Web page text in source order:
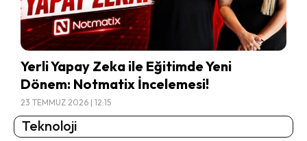
Yerli Yapay Zeka ile Eğitimde Yeni
Dönem: Notmatix İncelemesi!
23 TEMMUZ 2026 | 12:15
Teknoloji